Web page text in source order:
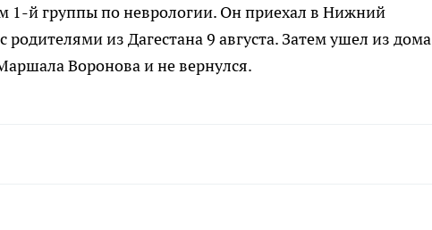
1-й группы по неврологии. Он приехал в Нижний
родителями из Дагестана 9 августа. Затем ушел из дома
Воронова и не вернулся.